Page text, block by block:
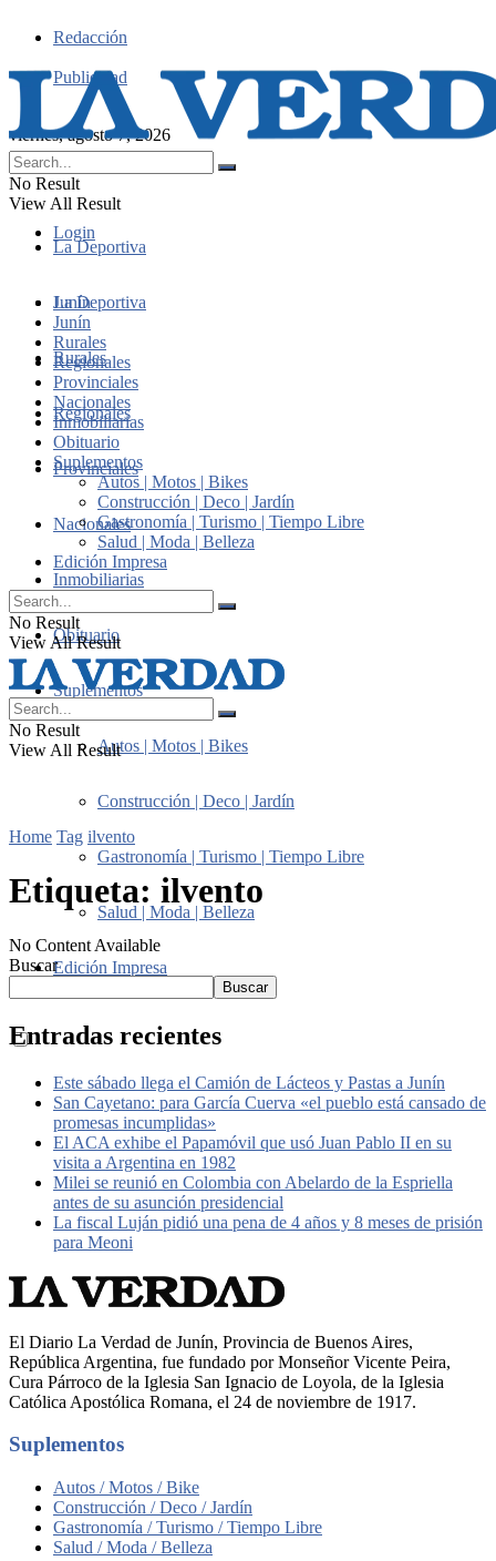
Redacción
Publicidad
viernes, agosto 7, 2026
Login
No Result
View All Result
La Deportiva
Junín
Rurales
Regionales
Provinciales
Nacionales
Inmobiliarias
Obituario
Suplementos
Autos | Motos | Bikes
Construcción | Deco | Jardín
Gastronomía | Turismo | Tiempo Libre
Salud | Moda | Belleza
Edición Impresa
La Deportiva
Junín
Rurales
Regionales
Provinciales
Nacionales
Inmobiliarias
Obituario
Suplementos
Autos | Motos | Bikes
Construcción | Deco | Jardín
Gastronomía | Turismo | Tiempo Libre
Salud | Moda | Belleza
Edición Impresa
No Result
View All Result
No Result
View All Result
Home Tag ilvento
Etiqueta: ilvento
No Content Available
Buscar
Buscar
Entradas recientes
Este sábado llega el Camión de Lácteos y Pastas a Junín
San Cayetano: para García Cuerva «el pueblo está cansado de
promesas incumplidas»
El ACA exhibe el Papamóvil que usó Juan Pablo II en su
visita a Argentina en 1982
Milei se reunió en Colombia con Abelardo de la Espriella
antes de su asunción presidencial
La fiscal Luján pidió una pena de 4 años y 8 meses de prisión
para Meoni
El Diario La Verdad de Junín, Provincia de Buenos Aires,
República Argentina, fue fundado por Monseñor Vicente Peira,
Cura Párroco de la Iglesia San Ignacio de Loyola, de la Iglesia
Católica Apostólica Romana, el 24 de noviembre de 1917.
Suplementos
Autos / Motos / Bike
Construcción / Deco / Jardín
Gastronomía / Turismo / Tiempo Libre
Salud / Moda / Belleza